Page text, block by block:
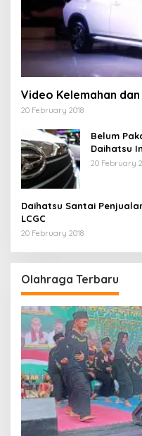
Video Kelemahan
20 February 2018
Belum
Daihatsu
20 February
Daihatsu Santai
LCGC
20 February 2018
Olahraga Terbaru